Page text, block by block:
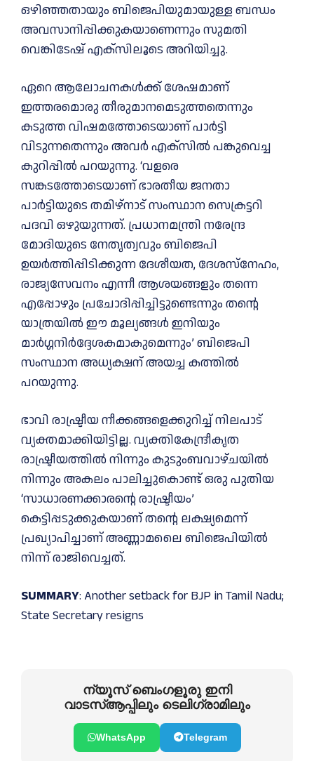
ഒഴിഞ്ഞതായും ബിജെപിയുമായുള്ള ബന്ധം
അവസാനിപ്പിക്കുകയാണെന്നും സുമതി
വെങ്കിടേഷ് എക്സിലൂടെ അറിയിച്ചു.
ഏറെ ആലോചനകള്‍ക്ക് ശേഷമാണ്
ഇത്തരമൊരു തീരുമാനമെടുത്തതെന്നും
കടുത്ത വിഷമത്തോടെയാണ് പാർട്ടി
വിടുന്നതെന്നും അവർ എക്സില്‍ പങ്കുവെച്ച
കുറിപ്പില്‍ പറയുന്നു. ‘വളരെ
സങ്കടത്തോടെയാണ് ഭാരതീയ ജനതാ
പാർട്ടിയുടെ തമിഴ്‌നാട് സംസ്ഥാന സെക്രട്ടറി
പദവി ഒഴുയുന്നത്. പ്രധാനമന്ത്രി നരേന്ദ്ര
മോദിയുടെ നേതൃത്വവും ബിജെപി
ഉയർത്തിപ്പിടിക്കുന്ന ദേശീയത, ദേശസ്‌നേഹം,
രാജ്യസേവനം എന്നീ ആശയങ്ങളും തന്നെ
എപ്പോഴും പ്രചോദിപ്പിച്ചിട്ടുണ്ടെന്നും തന്റെ
യാത്രയില്‍ ഈ മൂല്യങ്ങള്‍ ഇനിയും
മാർഗ്ഗനിർദ്ദേശകമാകുമെന്നും’ ബിജെപി
സംസ്ഥാന അധ്യക്ഷന് അയച്ച കത്തില്‍
പറയുന്നു.
ഭാവി രാഷ്ട്രീയ നീക്കങ്ങളെക്കുറിച്ച്‌ നിലപാട്
വ്യക്തമാക്കിയിട്ടില്ല. വ്യക്തികേന്ദ്രീകൃത
രാഷ്ട്രീയത്തില്‍ നിന്നും കുടുംബവാഴ്ചയില്‍
നിന്നും അകലം പാലിച്ചുകൊണ്ട് ഒരു പുതിയ
‘സാധാരണക്കാരന്റെ രാഷ്ട്രീയം’
കെട്ടിപ്പടുക്കുകയാണ് തന്റെ ലക്ഷ്യമെന്ന്
പ്രഖ്യാപിച്ചാണ് അണ്ണാമലൈ ബിജെപിയില്‍
നിന്ന് രാജിവെച്ചത്.
SUMMARY: Another setback for BJP in Tamil Nadu;
State Secretary resigns
ന്യൂസ് ബെംഗളൂരു ഇനി
വാടസ്ആപ്പിലും ടെലിഗ്രാമിലും
WhatsApp Telegram